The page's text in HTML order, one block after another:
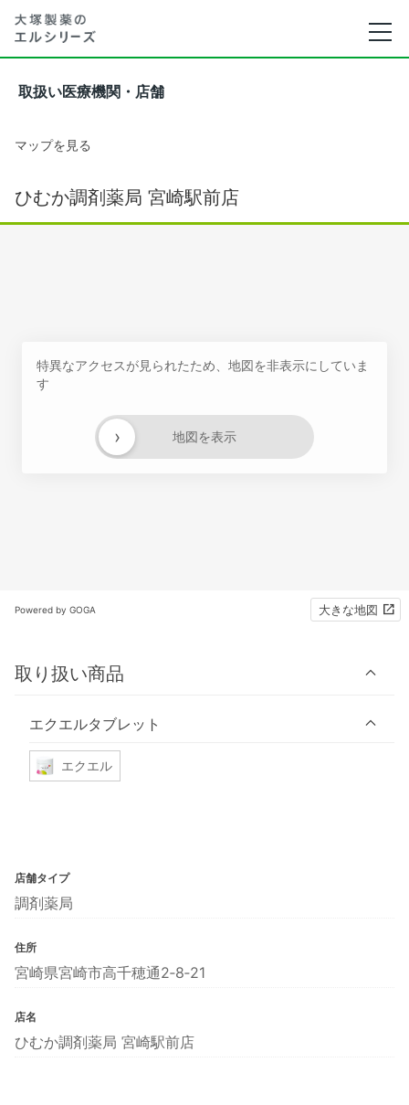
取扱い医療機関・店舗
マップを見る
ひむか調剤薬局 宮崎駅前店
特異なアクセスが見られたため、地図を非表示にしていま
す
地図を表示
›
Powered by GOGA 大きな地図
取り扱い商品
エクエルタブレット
エクエル
店舗タイプ
調剤薬局
住所
宮崎県宮崎市高千穂通2‐8‐21
店名
ひむか調剤薬局 宮崎駅前店